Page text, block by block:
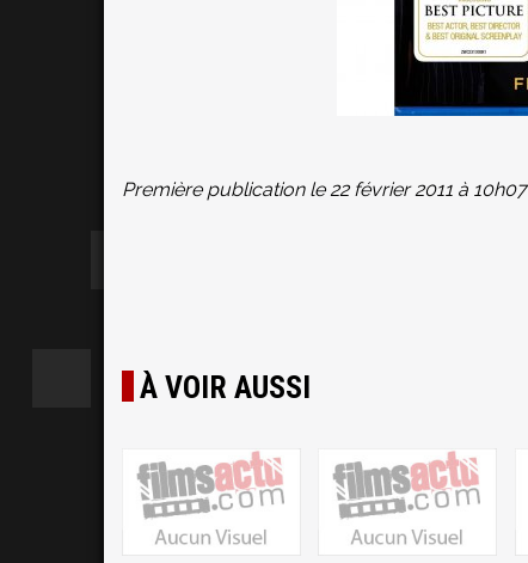
Première publication le 22 février 2011 à 10h07
À VOIR AUSSI